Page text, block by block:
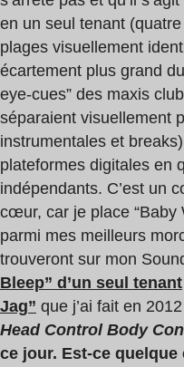
en un seul tenant
plages visuellement
écartement plus grand
eye-cues” des maxis
séparaient visuellement
instrumentales et
plateformes digitales en
indépendants. C’est un
cœur, car je place “Baby
parmi mes meilleurs
trouveront sur mon
Bleep” d’un seul tenant
Jag” que j’ai fait en
Head Control Body
ce jour. Est-ce